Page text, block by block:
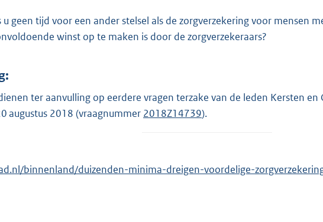
u geen tijd voor een ander stelsel als de zorgverzekering voor mensen
winst op te maken is door de zorgverzekeraars?
ter aanvulling op eerdere vragen terzake van de leden Kersten en
augustus 2018 (vraagnummer 2018Z14739).
binnenland/duizenden-minima-dreigen-voordelige-